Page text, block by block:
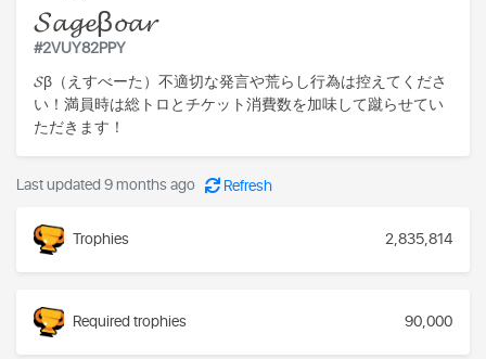
𝓢𝓪𝓰𝓮β𝓸𝓪𝓻
#2VUY82PPY
𝓢β（えすべーた）不適切な発言や荒らし行為は控えてくださ
い！満員時は総トロとチケット消費数を加味して蹴らせてい
ただきます！
Last updated 9 months ago Refresh
Trophies 2,835,814
Required trophies 90,000